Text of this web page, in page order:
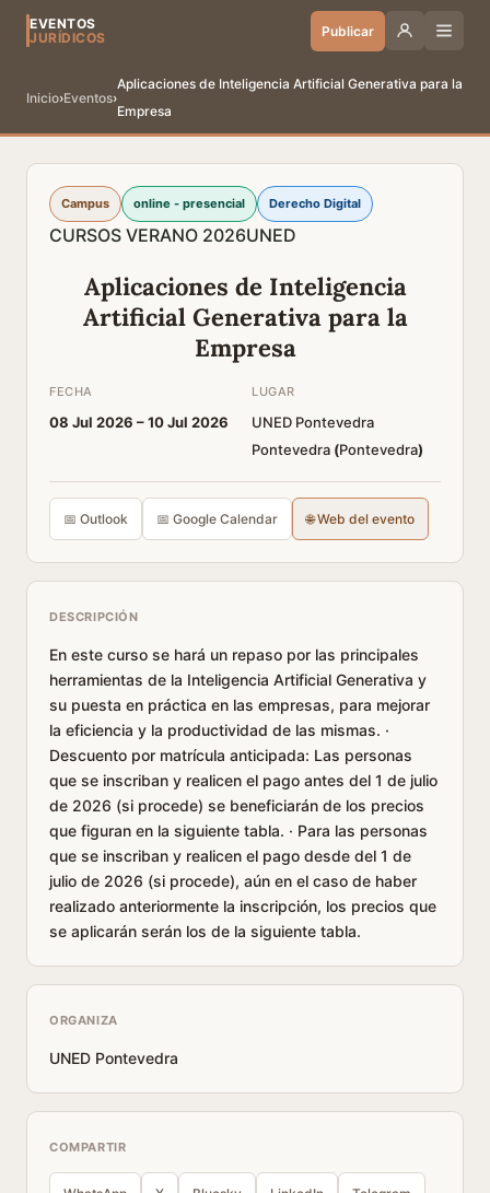
EVENTOS
JURÍDICOS
Publicar
Inicio›Eventos›
Aplicaciones de Inteligencia Artificial Generativa para la
Empresa
Campus online - presencial Derecho Digital
CURSOS VERANO 2026UNED
Aplicaciones de Inteligencia
Artificial Generativa para la
Empresa
FECHA
08 Jul 2026 –10 Jul 2026
LUGAR
UNED Pontevedra
Pontevedra (Pontevedra)
📅 Outlook 📅 Google Calendar 🌐 Web del evento
DESCRIPCIÓN
En este curso se hará un repaso por las principales
herramientas de la Inteligencia Artificial Generativa y
su puesta en práctica en las empresas, para mejorar
la eficiencia y la productividad de las mismas. ·
Descuento por matrícula anticipada: Las personas
que se inscriban y realicen el pago antes del 1 de julio
de 2026 (si procede) se beneficiarán de los precios
que figuran en la siguiente tabla. · Para las personas
que se inscriban y realicen el pago desde del 1 de
julio de 2026 (si procede), aún en el caso de haber
realizado anteriormente la inscripción, los precios que
se aplicarán serán los de la siguiente tabla.
ORGANIZA
UNED Pontevedra
COMPARTIR